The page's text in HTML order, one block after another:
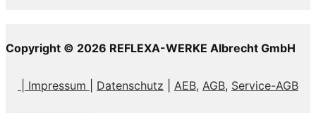
Copyright © 2026 REFLEXA-WERKE Albrecht GmbH
| Impressum Datenschutz AEB, AGB, Service-AGB